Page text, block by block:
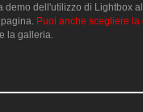
demo dell'utilizzo di Lightbox
Puoi anche scegliere la
la galleria.